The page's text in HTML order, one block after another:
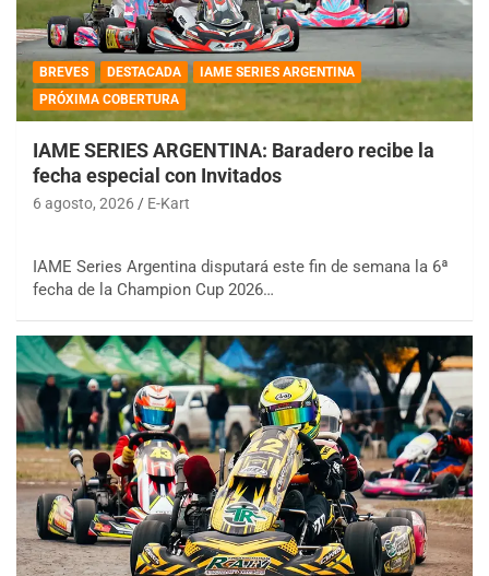
BREVES DESTACADA
IAME SERIES ARGENTINA
PRÓXIMA COBERTURA
IAME SERIES ARGENTINA: Baradero recibe la
fecha especial con Invitados
6 agosto, 2026 E-Kart
IAME Series Argentina disputará este fin de semana la 6ª
fecha de la Champion Cup 2026…